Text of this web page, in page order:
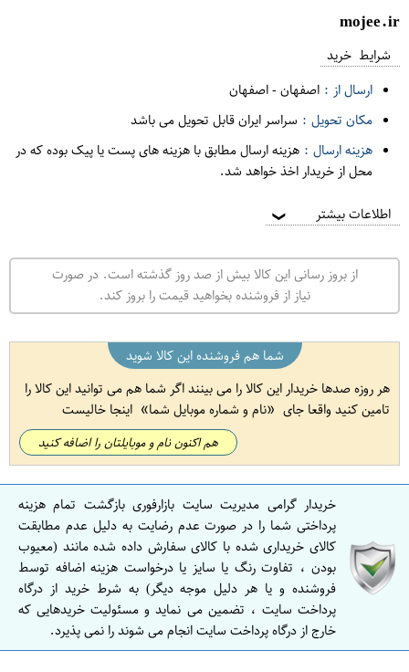
mojee.ir
شرایط خرید
ارسال از : اصفهان-اصفهان
مکان تحویل : سراسر ایران قابل تحویل می باشد
هزینه ارسال : هزینه ارسال مطابق با هزینه های پست یا پیک بوده که در
محل از خریدار اخذ خواهد شد.
اطلاعات بیشتر ❯
از بروز رسانی این کالا بیش از صد روز گذشته است. در صورت
نیاز از فروشنده بخواهید قیمت را بروز کند.
شما هم فروشنده این کالا شوید
هر روزه صدها خریدار این کالا را می بینند اگر شما هم می توانید این کالا را
تامین کنید واقعا جای
نام و شماره موبایل شما اینجا خالیست
هم اکنون نام و موبایلتان را اضافه کنید
خریدار گرامی مدیریت سایت بازارفوری بازگشت تمام هزینه
پرداختی شما را در صورت عدم رضایت به دلیل عدم مطابقت
کالای خریداری شده با کالای سفارش داده شده مانند (معیوب
بودن ، تفاوت رنگ یا سایز یا درخواست هزینه اضافه توسط
فروشنده و یا هر دلیل موجه دیگر) به شرط خرید از درگاه
پرداخت سایت ، تضمین می نماید و مسئولیت خریدهایی که
خارج از درگاه پرداخت سایت انجام می شوند را نمی پذیرد.